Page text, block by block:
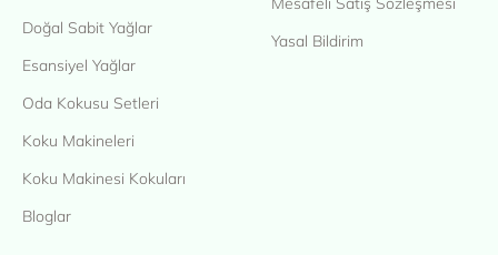
Doğal Sabit Yağlar
Esansiyel Yağlar
Oda Kokusu Setleri
Koku Makineleri
Koku Makinesi Kokuları
Bloglar
Yasal Bildirim